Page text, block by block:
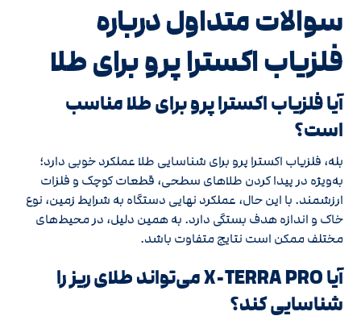
سوالات متداول درباره
فلزیاب اکسترا پرو برای طلا
آیا فلزیاب اکسترا پرو برای طلا مناسب
است؟
بله، فلزیاب اکسترا پرو برای شناسایی طلا عملکرد خوبی دارد؛
به‌ویژه در پیدا کردن طلاهای سطحی، قطعات کوچک و فلزات
ارزشمند. با این حال، عملکرد نهایی دستگاه به شرایط زمین، نوع
خاک و اندازه هدف بستگی دارد. به همین دلیل، در محیط‌های
مختلف ممکن است نتایج متفاوت باشد.
آیا X-TERRA PRO می‌تواند طلای ریز را
شناسایی کند؟